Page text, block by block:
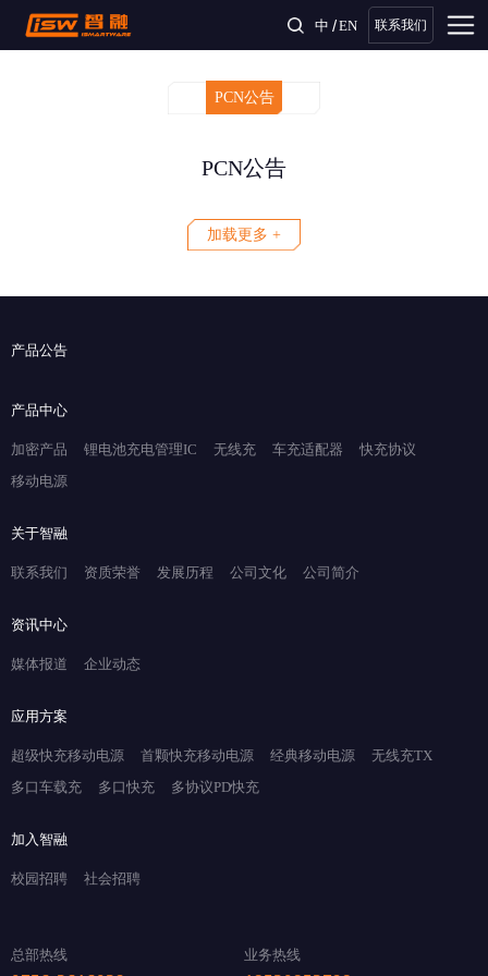
中 /EN 联系我们
PCN公告
PCN公告
加载更多 +
产品公告
产品中心
加密产品 锂电池充电管理IC 无线充 车充适配器 快充协议
移动电源
关于智融
联系我们 资质荣誉 发展历程 公司文化 公司简介
资讯中心
媒体报道 企业动态
应用方案
超级快充移动电源 首颗快充移动电源 经典移动电源 无线充TX
多口车载充 多口快充 多协议PD快充
加入智融
校园招聘 社会招聘
总部热线 业务热线